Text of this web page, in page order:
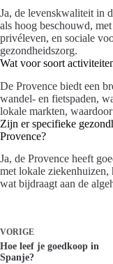
Ja, de levenskwaliteit in
als hoog beschouwd,
privéleven, en sociale
gezondheidszorg.
Wat voor soort
De Provence biedt een
wandel- en fietspaden,
lokale markten,
Zijn er specifieke
Provence?
Ja, de Provence heeft
met lokale ziekenhuizen,
wat bijdraagt aan de
VORIGE
Hoe leef je goedkoop in
Spanje?